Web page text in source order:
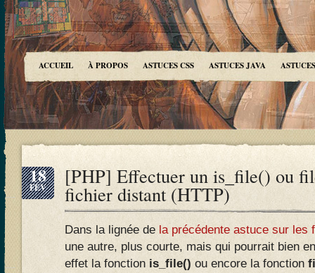
ACCUEIL À PROPOS ASTUCES CSS ASTUCES JAVA
18
FÉV [PHP] Effectuer un is_file() ou
fichier distant (HTTP)
Dans la lignée de la précédente astuce sur les
une autre, plus courte, mais qui pourrait bien
effet la fonction is_file() ou encore la fonction